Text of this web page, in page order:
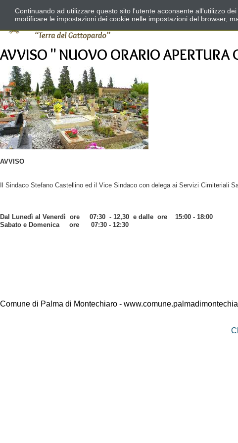
AVVISO " NUOVO ORARIO APERTURA
AVVISO
Il Sindaco Stefano Castellino ed il Vice Sindaco con delega ai Servizi Cimiteriali
Dal Lunedì al Venerdì ore 07:30 - 12,30 e dalle ore 15:00 - 18:00
Sabato e Domenica ore 07:30 - 12:30
Comune di Palma di Montechiaro -
Continuando ad utilizzare questo sito l'utente acconsente all'utilizzo
modificare le impostazioni dei cookie nelle impostazioni del browser,